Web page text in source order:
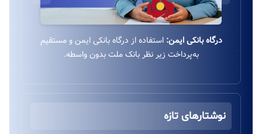
درگاه بانکی ایمن: استفاده از درگاه بانکی ایمن و مستقیم
به‌پرداخت زیر نظر بانک ملت بدون واسطه.
نوشتارهای تازه